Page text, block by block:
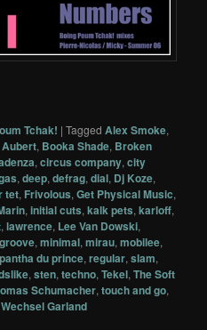
Tchak! |Tagged Alex Smoke,
, Booka Shade, Broken
,circus company,city
,deep,defrag,dial, Dj Koze,
tet, Frivolous,Get Physical Music,
,initial cuts,kalk pets,karloff,
,lawrence, Lee Van Dowski,
,minimal,mirau,mobilee,
pantha du prince,regular,slam,
,sten,techno,Tekel,The Soft
Schumacher,touch and go,
Wechsel Garland